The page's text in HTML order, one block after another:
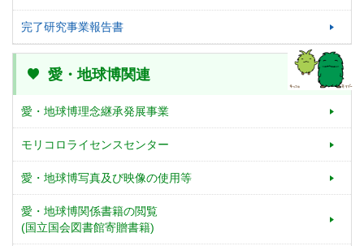
完了研究事業報告書
愛・地球博関連
愛・地球博理念継承発展事業
モリコロライセンスセンター
愛・地球博写真及び映像の使用等
愛・地球博関係書籍の閲覧
(国立国会図書館寄贈書籍)